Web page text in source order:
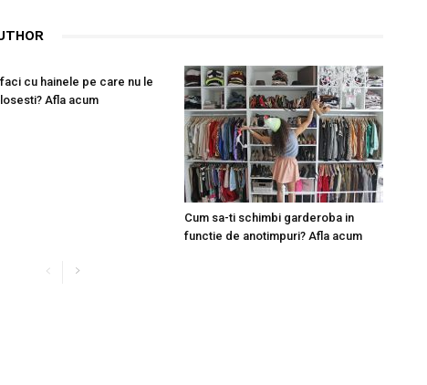
cu hainele pe care nu le
Afla acum
Cum sa-ti schimbi garderoba in
functie de anotimpuri? Afla acum